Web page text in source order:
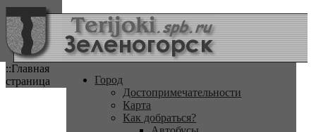
::Главная
страница
Город
Достопримечательности
Карта
Как добраться?